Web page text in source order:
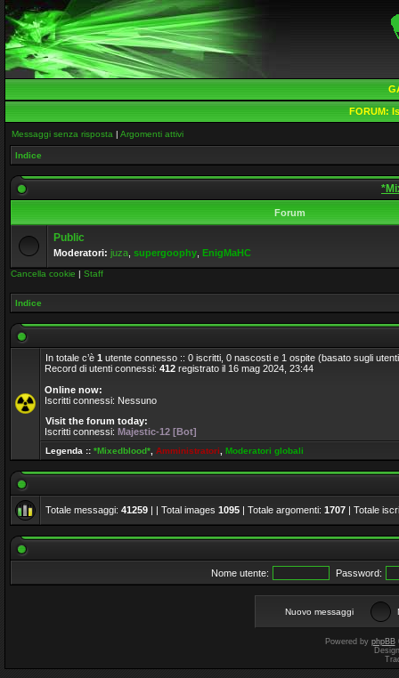
FORUM:
Messaggi senza risposta | Argomenti attivi
Indice
Forum
Public
Moderatori: juza supergoophy EnigMaHC
Cancella cookie | Staff
Indice
In totale c’è 1 utente connesso :: 0 iscritti, 0 nascosti e 1 ospite (basato sugli
Record di utenti connessi: 412 registrato il 16 mag 2024, 23:44
Online now:
Iscritti connessi: Nessuno
Visit the forum today:
Iscritti connessi: Majestic-12 [Bot]
Legenda :: *Mixedblood* Amministratori Moderatori globali
Totale messaggi: 41259 | | Total images 1095 | Totale argomenti: 1707 | Totale
Nome utente: Password:
Nuovo messaggi
Powered by phpBB